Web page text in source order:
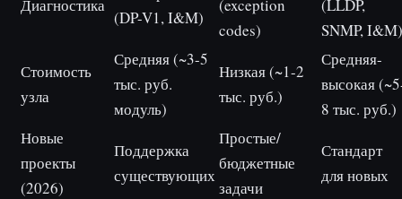
Диагностика
(DP-V1, I&M)
(exception
codes)
(LLDP,
SNMP, I&M)
Стоимость
узла
Средняя (~3-5
тыс. руб.
модуль)
Низкая (~1-2
тыс. руб.)
Средняя-
высокая
8 тыс. руб.)
Новые
проекты
(2026)
Поддержка
существующих
Простые/
бюджетные
задачи
Стандарт
для новых